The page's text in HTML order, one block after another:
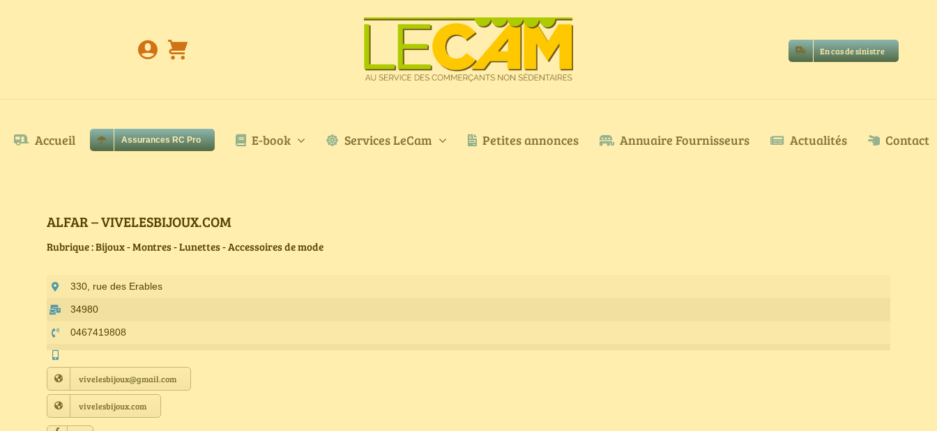
En cas de sinistre
Accueil Assurances RC Pro E-book Services LeCam Petites annonces Annuaire Fournisseurs Actualités Contact
ALFAR – VIVELESBIJOUX.COM
Rubrique : Bijoux - Montres - Lunettes - Accessoires de mode
330, rue des Erables
34980
0467419808
vivelesbijoux@gmail.com
vivelesbijoux.com